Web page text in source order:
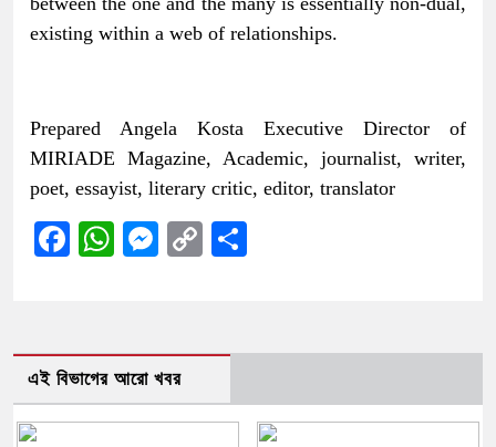
existing within a web of relationships.
Prepared Angela Kosta Executive Director of
MIRIADE Magazine, Academic, journalist, writer,
poet, essayist, literary critic, editor, translator
Facebook
WhatsApp
Messenger
Copy
এই বিভাগের আরো খবর